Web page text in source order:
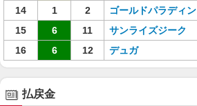
14
1 2 ゴールドパラディン
15
6 11 サンライズジーク
16
6 12 デュガ
払戻金